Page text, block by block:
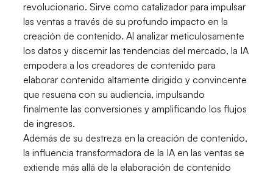
revolucionario. Sirve como catalizador para impulsar
las ventas a través de su profundo impacto en la
creación de contenido. Al analizar meticulosamente
los datos y discernir las tendencias del mercado, la IA
empodera a los creadores de contenido para
elaborar contenido altamente dirigido y convincente
que resuena con su audiencia, impulsando
finalmente las conversiones y amplificando los flujos
de ingresos.
Además de su destreza en la creación de contenido,
la influencia transformadora de la IA en las ventas se
extiende más allá de la elaboración de contenido